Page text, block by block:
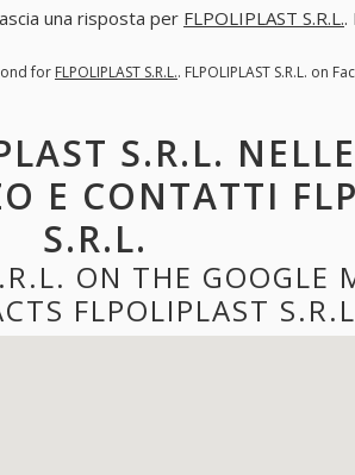
una risposta per FLPOLIPLAST S.R.L..
for FLPOLIPLAST S.R.L.. FLPOLIPLAST S.R.L. on
S.R.L.
E CONTATTI
S.R.L.
ON THE GOOGLE
FLPOLIPLAST